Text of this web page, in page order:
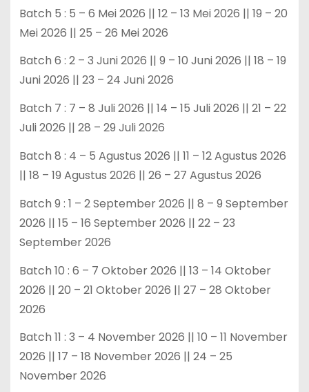
Batch 5 : 5 – 6 Mei 2026 || 12 – 13 Mei 2026 || 19 – 20
Mei 2026 || 25 – 26 Mei 2026
Batch 6 : 2 – 3 Juni 2026 || 9 – 10 Juni 2026 || 18 – 19
Juni 2026 || 23 – 24 Juni 2026
Batch 7 : 7 – 8 Juli 2026 || 14 – 15 Juli 2026 || 21 – 22
Juli 2026 || 28 – 29 Juli 2026
Batch 8 : 4 – 5 Agustus 2026 || 11 – 12 Agustus 2026
|| 18 – 19 Agustus 2026 || 26 – 27 Agustus 2026
Batch 9 : 1 – 2 September 2026 || 8 – 9 September
2026 || 15 – 16 September 2026 || 22 – 23
September 2026
Batch 10 : 6 – 7 Oktober 2026 || 13 – 14 Oktober
2026 || 20 – 21 Oktober 2026 || 27 – 28 Oktober
2026
Batch 11 : 3 – 4 November 2026 || 10 – 11 November
2026 || 17 – 18 November 2026 || 24 – 25
November 2026